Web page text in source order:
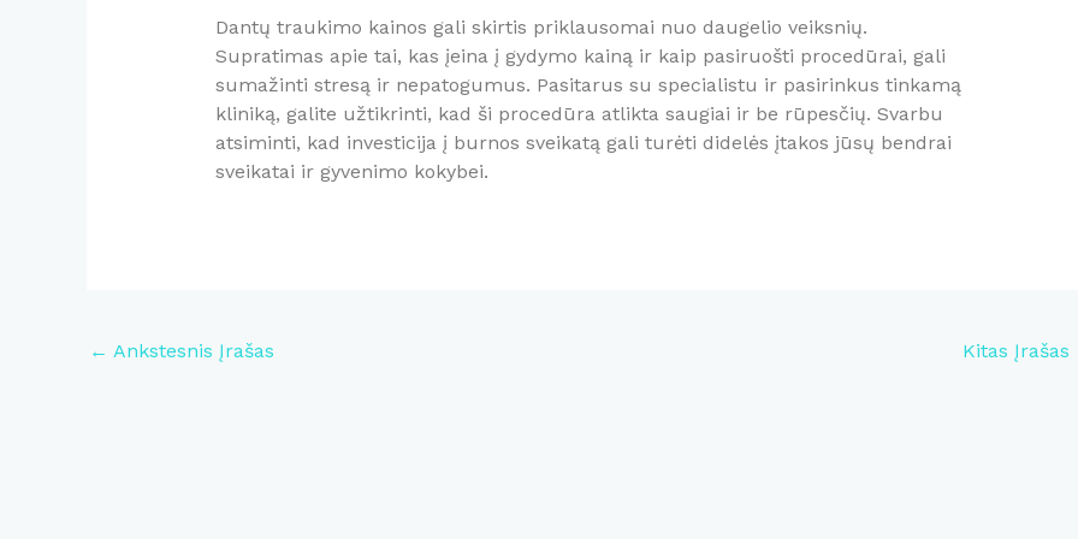
Dantų traukimo kainos gali skirtis priklausomai nuo daugelio veiksnių.
Supratimas apie tai, kas įeina į gydymo kainą ir kaip pasiruošti procedūrai, gali
sumažinti stresą ir nepatogumus. Pasitarus su specialistu ir pasirinkus tinkamą
kliniką, galite užtikrinti, kad ši procedūra atlikta saugiai ir be rūpesčių. Svarbu
atsiminti, kad investicija į burnos sveikatą gali turėti didelės įtakos jūsų bendrai
sveikatai ir gyvenimo kokybei.
Post
← Ankstesnis Įrašas Kitas Įrašas